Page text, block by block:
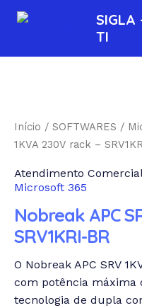
para
conteúdo
SIGLA
TI
Início / SOFTWARES /
1KVA 230V rack –
Atendimento
Microsoft 365
Nobreak APC
SRV1KRI-BR
O Nobreak APC SRV
com potência máxima
tecnologia de dupla